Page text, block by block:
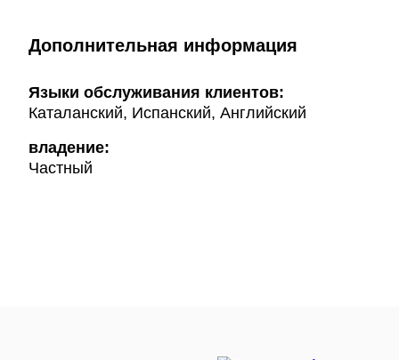
Дополнительная информация
Языки обслуживания клиентов:
Каталанский, Испанский, Английский
владение:
Частный